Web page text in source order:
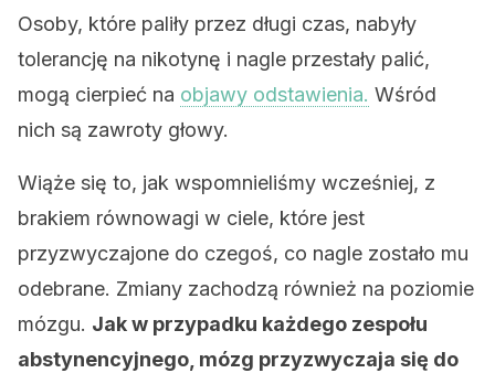
Osoby, które paliły przez długi czas, nabyły
tolerancję na nikotynę i nagle przestały palić,
mogą cierpieć na objawy odstawienia. Wśród
nich są zawroty głowy.
Wiąże się to, jak wspomnieliśmy wcześniej, z
brakiem równowagi w ciele, które jest
przyzwyczajone do czegoś, co nagle zostało mu
odebrane. Zmiany zachodzą również na poziomie
mózgu. Jak w przypadku każdego zespołu
abstynencyjnego, mózg przyzwyczaja się do